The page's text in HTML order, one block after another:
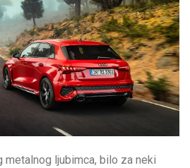
ljubimca, bilo za neki